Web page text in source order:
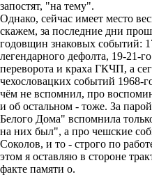
запостят, "на тему".
Однако, сейчас имеет место
скажем, за последние дни
годовщин знаковых событий:
легендарного дефолта, 19-21-
переворота и краха ГКЧП, а
чехословацких событий 1968-
чём не вспомнил, про
и об остальном - тоже. За
Белого Дома" вспомнила
на них был", а про чешские
Соколов, и то - строго по
этом я оставляю в стороне
факте памяти о.